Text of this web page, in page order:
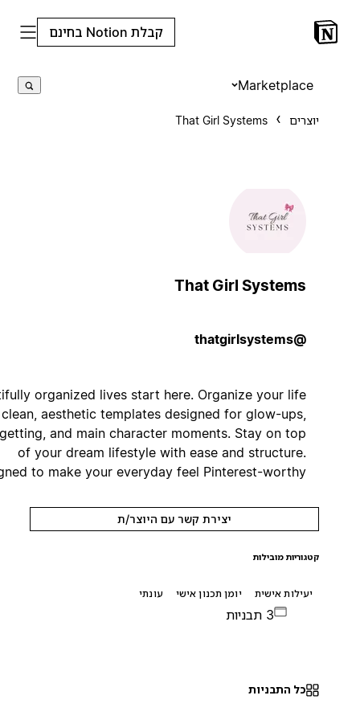
קבלת Notion בחינם
Marketplace
That Girl Systems
That Girl Systems
Beautifully organized lives start here. Organize your life
with clean, aesthetic templates designed for glow-ups,
goal-getting, and main character moments. Stay on top
of your dream lifestyle with ease and structure.
Designed to make your everyday feel Pinterest-worthy.
יצירת קשר עם היוצר/ת
קטגוריות מובילות
יעילות אישית יומן תכנון אישי עונתי
כל התבניות